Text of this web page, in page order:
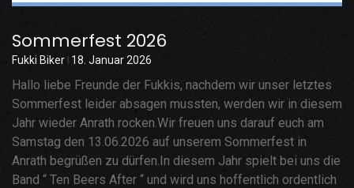
Sommerfest 2026
Fukki Biker 18. Januar 2026
Hallo liebe Freunde der Fukkis, nachdem wir unser letztes
Sommerfest leider absagen mussten, werden wir in diesem
Jahr wieder Anrath rocken.Wir freuen uns darauf euch am
Samstag den 13.06.2026 auf unserem Sommerfest in
Anrath begrüßen zu dürfen.In diesem Jahr spielt bei uns die
Band “ Ten Beers After “ und wird uns hoffentlich ordentlich